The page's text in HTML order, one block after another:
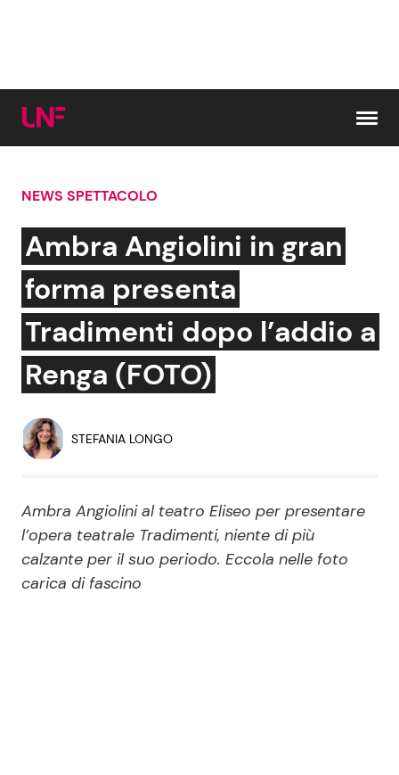
Cerca:
News e Cronaca
Attualità Italiana
Dal Mondo
Economia
Persone Scomparse
Politica
Gossip e TV
Bellezze VIP
Reality e Talent
Soap Opera
NEWS SPETTACOLO
Ambra Angiolini in gran
forma presenta
Tradimenti dopo l’addio a
Renga (FOTO)
STEFANIA LONGO
Ambra Angiolini al teatro Eliseo per presentare
l’opera teatrale Tradimenti, niente di più
calzante per il suo periodo. Eccola nelle foto
carica di fascino